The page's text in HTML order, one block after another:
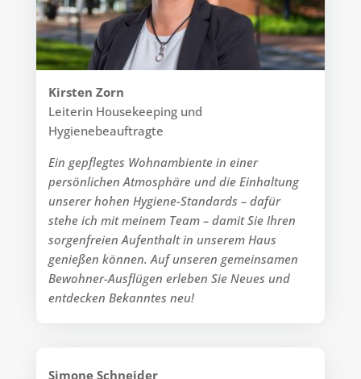
Kirsten Zorn
Leiterin Housekeeping und
Hygienebeauftragte
Ein gepflegtes Wohnambiente in einer
persönlichen Atmosphäre und die Einhaltung
unserer hohen Hygiene-Standards – dafür
stehe ich mit meinem Team – damit Sie Ihren
sorgenfreien Aufenthalt in unserem Haus
genießen können. Auf unseren gemeinsamen
Bewohner-Ausflügen erleben Sie Neues und
entdecken Bekanntes neu!
Simone Schneider